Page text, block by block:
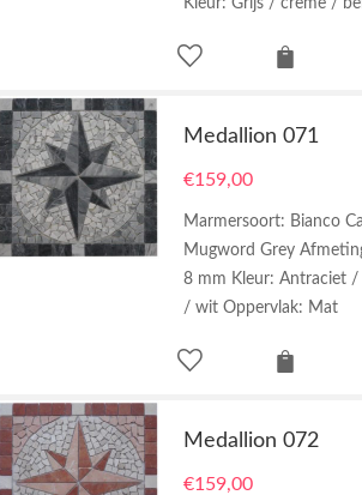
Kleur: Grijs / creme /
Medallion 071
€159,00
Marmersoort: Bianco
Mugword Grey
8 mm Kleur: Antraciet
/ wit Oppervlak: Mat
Medallion 072
€159,00